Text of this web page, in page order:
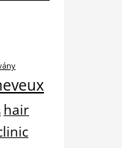
hair